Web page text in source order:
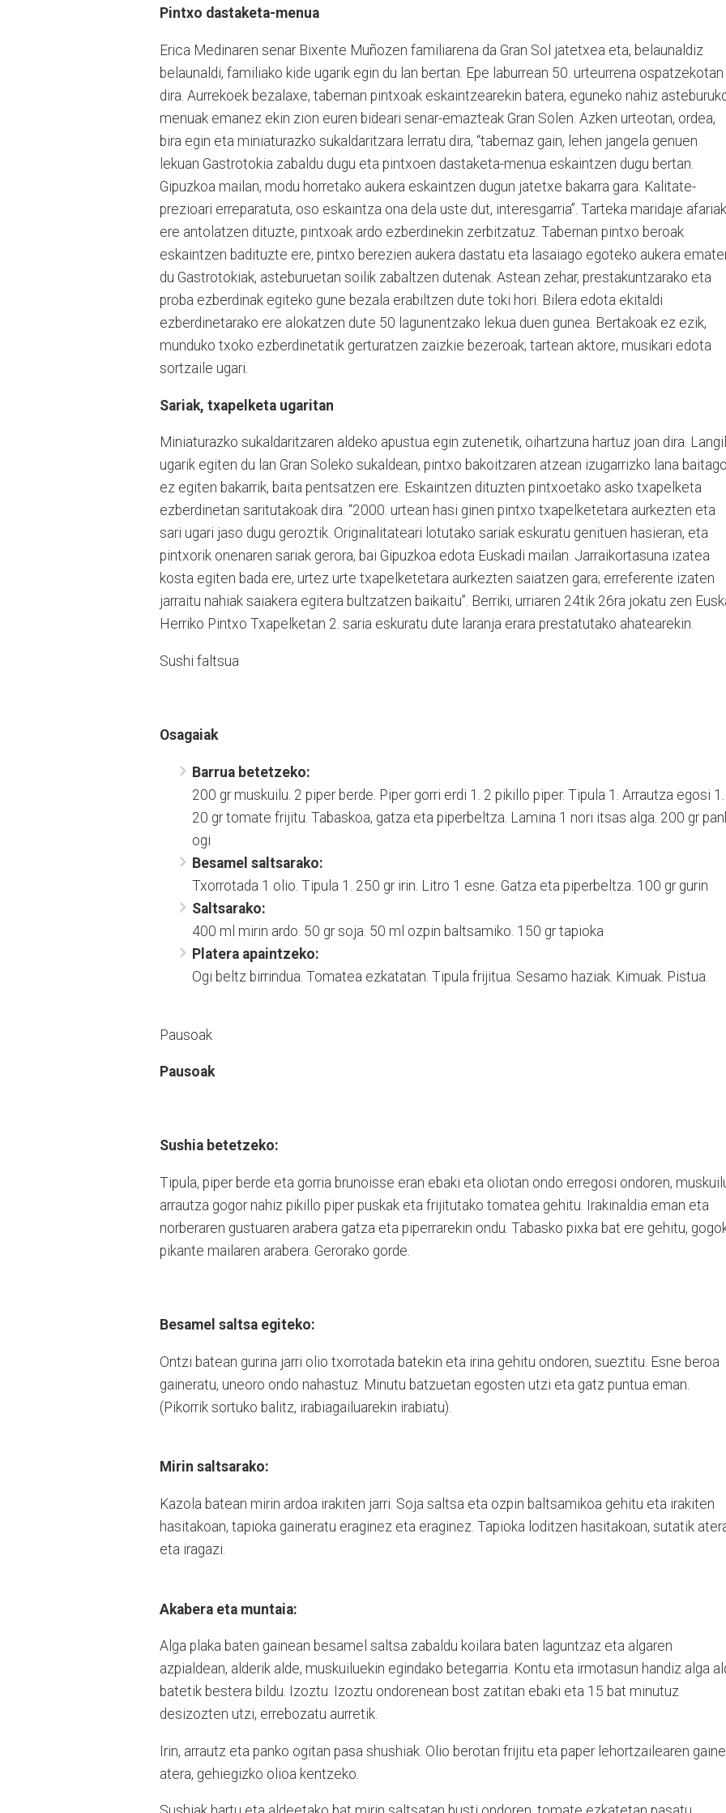
Pintxo dastaketa-menua
Erica Medinaren senar Bixente Muñozen familiarena da Gran Sol jatetxea eta, belaunaldiz
belaunaldi, familiako kide ugarik egin du lan bertan. Epe laburrean 50. urteurrena ospatzekotan
dira. Aurrekoek bezalaxe, tabernan pintxoak eskaintzearekin batera, eguneko nahiz
menuak emanez ekin zion euren bideari senar-emazteak Gran Solen. Azken urteotan, ordea,
bira egin eta miniaturazko sukaldaritzara lerratu dira, “tabernaz gain, lehen jangela genuen
lekuan Gastrotokia zabaldu dugu eta pintxoen dastaketa-menua eskaintzen dugu bertan.
Gipuzkoa mailan, modu horretako aukera eskaintzen dugun jatetxe bakarra gara. Kalitate-
prezioari erreparatuta, oso eskaintza ona dela uste dut, interesgarria”. Tarteka maridaje afariak
ere antolatzen dituzte, pintxoak ardo ezberdinekin zerbitzatuz. Tabernan pintxo beroak
eskaintzen badituzte ere, pintxo berezien aukera dastatu eta lasaiago egoteko aukera
du Gastrotokiak, asteburuetan soilik zabaltzen dutenak. Astean zehar, prestakuntzarako eta
proba ezberdinak egiteko gune bezala erabiltzen dute toki hori. Bilera edota ekitaldi
ezberdinetarako ere alokatzen dute 50 lagunentzako lekua duen gunea. Bertakoak ez ezik,
munduko txoko ezberdinetatik gerturatzen zaizkie bezeroak; tartean aktore, musikari edota
sortzaile ugari.
Sariak, txapelketa ugaritan
Miniaturazko sukaldaritzaren aldeko apustua egin zutenetik, oihartzuna hartuz joan dira.
ugarik egiten du lan Gran Soleko sukaldean, pintxo bakoitzaren atzean izugarrizko lana
ez egiten bakarrik, baita pentsatzen ere. Eskaintzen dituzten pintxoetako asko txapelketa
ezberdinetan saritutakoak dira. “2000. urtean hasi ginen pintxo txapelketetara aurkezten eta
sari ugari jaso dugu geroztik. Originalitateari lotutako sariak eskuratu genituen hasieran, eta
pintxorik onenaren sariak gerora, bai Gipuzkoa edota Euskadi mailan. Jarraikortasuna izatea
kosta egiten bada ere, urtez urte txapelketetara aurkezten saiatzen gara; erreferente izaten
jarraitu nahiak saiakera egitera bultzatzen baikaitu”. Berriki, urriaren 24tik 26ra jokatu zen
Herriko Pintxo Txapelketan 2. saria eskuratu dute laranja erara prestatutako ahatearekin.
Sushi faltsua
Osagaiak
Barrua betetzeko:
200 gr muskuilu. 2 piper berde. Piper gorri erdi 1. 2 pikillo piper. Tipula 1. Arrautza egosi 1.
20 gr tomate frijitu. Tabaskoa, gatza eta piperbeltza. Lamina 1 nori itsas alga. 200 gr
ogi
Besamel saltsarako:
Txorrotada 1 olio. Tipula 1. 250 gr irin. Litro 1 esne. Gatza eta piperbeltza. 100 gr gurin
Saltsarako:
400 ml mirin ardo. 50 gr soja. 50 ml ozpin baltsamiko. 150 gr tapioka
Platera apaintzeko:
Ogi beltz birrindua. Tomatea ezkatatan. Tipula frijitua. Sesamo haziak. Kimuak. Pistua.
Pausoak
Pausoak
Sushia betetzeko:
Tipula, piper berde eta gorria brunoisse eran ebaki eta oliotan ondo erregosi ondoren,
arrautza gogor nahiz pikillo piper puskak eta frijitutako tomatea gehitu. Irakinaldia eman eta
norberaren gustuaren arabera gatza eta piperrarekin ondu. Tabasko pixka bat ere gehitu,
pikante mailaren arabera. Gerorako gorde.
Besamel saltsa egiteko:
Ontzi batean gurina jarri olio txorrotada batekin eta irina gehitu ondoren, sueztitu. Esne beroa
gaineratu, uneoro ondo nahastuz. Minutu batzuetan egosten utzi eta gatz puntua eman.
(Pikorrik sortuko balitz, irabiagailuarekin irabiatu).
Mirin saltsarako:
Kazola batean mirin ardoa irakiten jarri. Soja saltsa eta ozpin baltsamikoa gehitu eta irakiten
hasitakoan, tapioka gaineratu eraginez eta eraginez. Tapioka loditzen hasitakoan, sutatik
eta iragazi.
Akabera eta muntaia:
Alga plaka baten gainean besamel saltsa zabaldu koilara baten laguntzaz eta algaren
azpialdean, alderik alde, muskuiluekin egindako betegarria. Kontu eta irmotasun handiz alga
batetik bestera bildu. Izoztu. Izoztu ondorenean bost zatitan ebaki eta 15 bat minutuz
desizozten utzi, errebozatu aurretik.
Irin, arrautz eta panko ogitan pasa shushiak. Olio berotan frijitu eta paper lehortzailearen
atera, gehiegizko olioa kentzeko.